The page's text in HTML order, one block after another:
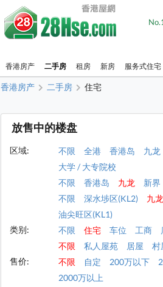
香港房产 二手房 租房 新房 服务式住宅
香港房产 二手房 住宅
放售中的楼盘
区域: 不限 全港 香港岛 九龙
大学 / 大专院校
不限
香港岛 九龙 新界
不限
深水埗区(KL2) 九
油尖旺区(KL1)
类别:
不限 住宅 车位 工商
不限
私人屋苑 居屋 村
售价:
不限 自定 200万以下
2000万以上